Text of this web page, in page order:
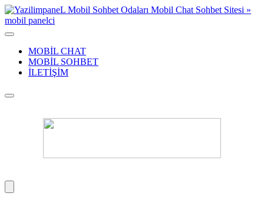
MOBİL CHAT
MOBİL SOHBET
İLETİŞİM